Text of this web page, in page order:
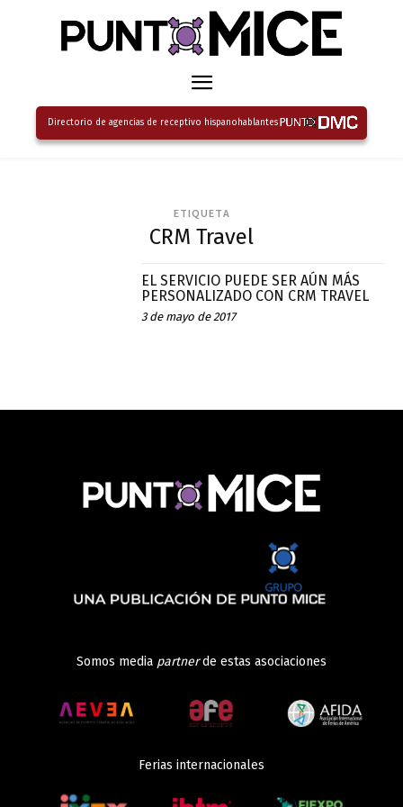
Directorio de agencias de receptivo hispanohablantes
ETIQUETA
CRM Travel
EL SERVICIO PUEDE SER AÚN MÁS
PERSONALIZADO CON CRM TRAVEL
3 de mayo de 2017
Somos media partnerde estas asociaciones
Ferias internacionales